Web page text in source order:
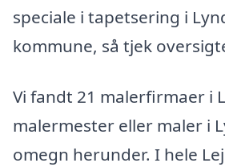
speciale i tapetsering i
kommune, så tjek
Vi fandt 21 malerfirmaer i
malermester eller maler i
omegn herunder. I hele